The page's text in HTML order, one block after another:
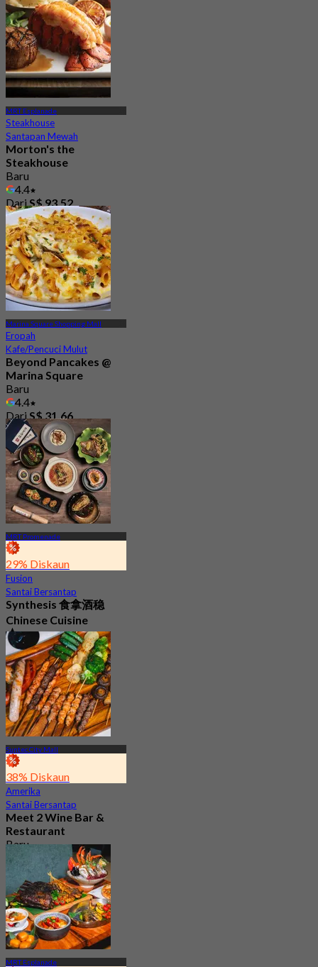
4.6
189 ditempah
DariS$ 68
MRT Esplanade
Steakhouse
Santapan Mewah
Morton's the
Steakhouse
Baru
4.4
Dari S$ 93.52
Marina Square Shopping Mall
Eropah
Kafe/Pencuci Mulut
Beyond Pancakes @
Marina Square
Baru
4.4
Dari S$ 31.66
MRT Promenade
29% Diskaun
Fusion
Santai Bersantap
Synthesis 食拿酒稳
Chinese Cuisine
4.8
350 ditempah
DariS$ 45.56
Suntec City Mall
38% Diskaun
Amerika
Santai Bersantap
Meet 2 Wine Bar &
Restaurant
Baru
4.7
DariS$ 46.33
MRT Esplanade